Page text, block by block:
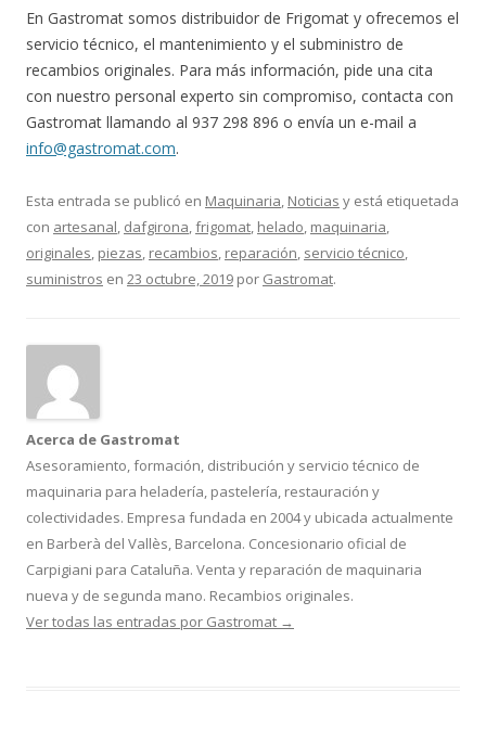
En Gastromat somos distribuidor de Frigomat y ofrecemos el
servicio técnico, el mantenimiento y el subministro de
recambios originales. Para más información, pide una cita
con nuestro personal experto sin compromiso, contacta con
Gastromat llamando al 937 298 896 o envía un e-mail a
info@gastromat.com.
Esta entrada se publicó en Maquinaria, Noticias y está etiquetada
con artesanal, dafgirona,frigomat, helado, maquinaria,
originales, piezas, recambios, reparación, servicio técnico,
suministros en 23 octubre, 2019 por Gastromat.
Acerca de Gastromat
Asesoramiento, formación, distribución y servicio técnico de
maquinaria para heladería, pastelería, restauración y
colectividades. Empresa fundada en 2004 y ubicada actualmente
en Barberà del Vallès, Barcelona. Concesionario oficial de
Carpigiani para Cataluña. Venta y reparación de maquinaria
nueva y de segunda mano. Recambios originales.
Ver todas las entradas por Gastromat →